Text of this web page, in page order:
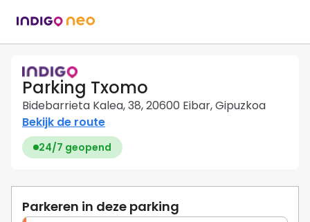
Parking Txomo
Bidebarrieta Kalea, 38, 20600 Eibar, Gipuzkoa
Bekijk de route
24/7 geopend
Parkeren in deze parking